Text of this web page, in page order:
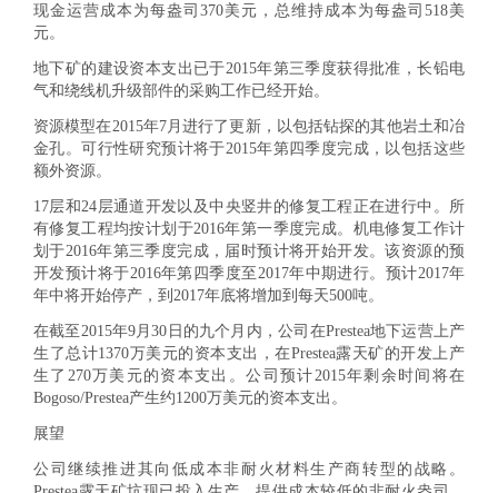
现金运营成本为每盎司370美元，总维持成本为每盎司518美
元。
地下矿的建设资本支出已于2015年第三季度获得批准，长铅电
气和绕线机升级部件的采购工作已经开始。
资源模型在2015年7月进行了更新，以包括钻探的其他岩土和冶
金孔。可行性研究预计将于2015年第四季度完成，以包括这些
额外资源。
17层和24层通道开发以及中央竖井的修复工程正在进行中。所
有修复工程均按计划于2016年第一季度完成。机电修复工作计
划于2016年第三季度完成，届时预计将开始开发。该资源的预
开发预计将于2016年第四季度至2017年中期进行。预计2017年
年中将开始停产，到2017年底将增加到每天500吨。
在截至2015年9月30日的九个月内，公司在Prestea地下运营上产
生了总计1370万美元的资本支出，在Prestea露天矿的开发上产
生了270万美元的资本支出。公司预计2015年剩余时间将在
Bogoso/Prestea产生约1200万美元的资本支出。
展望
公司继续推进其向低成本非耐火材料生产商转型的战略。